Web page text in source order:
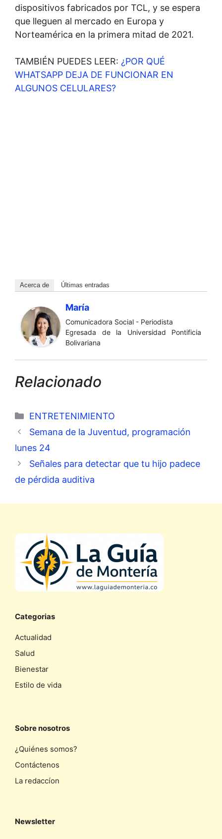
dispositivos fabricados por TCL, y se espera
que lleguen al mercado en Europa y
Norteamérica en la primera mitad de 2021.
TAMBIÉN PUEDES LEER: ¿POR QUÉ
WHATSAPP DEJA DE FUNCIONAR EN
ALGUNOS CELULARES?
Acerca de Últimas entradas
María
Comunicadora Social - Periodista
Egresada de la Universidad Pontificia
Bolivariana
Relacionado
Categorías
ENTRETENIMIENTO
Semana de la Juventud, programación
lunes 24
Señales para detectar que tu hijo padece
de pérdida auditiva
Categorias
Actualidad
Salud
Bienestar
Estilo de vida
Sobre nosotros
¿Quiénes somos?
Contáctenos
La redaccíon
Newsletter